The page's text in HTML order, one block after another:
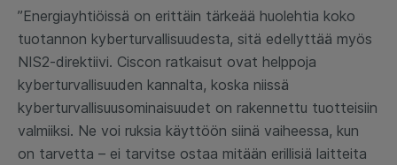
”Energiayhtiöissä on erittäin tärkeää huolehtia koko
tuotannon kyberturvallisuudesta, sitä edellyttää myös
NIS2-direktiivi. Ciscon ratkaisut ovat helppoja
kyberturvallisuuden kannalta, koska niissä
kyberturvallisuusominaisuudet on rakennettu tuotteisiin
valmiiksi. Ne voi ruksia käyttöön siinä vaiheessa, kun
on tarvetta – ei tarvitse ostaa mitään erillisiä laitteita